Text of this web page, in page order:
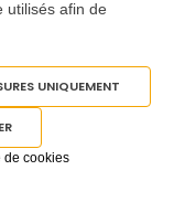
utilisés afin de
UNIQUEMENT
de cookies